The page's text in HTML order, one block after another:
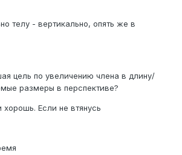
телу - вертикально, опять же в
цель по увеличению члена в длину/
размеры в перспективе?
хорошь. Если не втянусь